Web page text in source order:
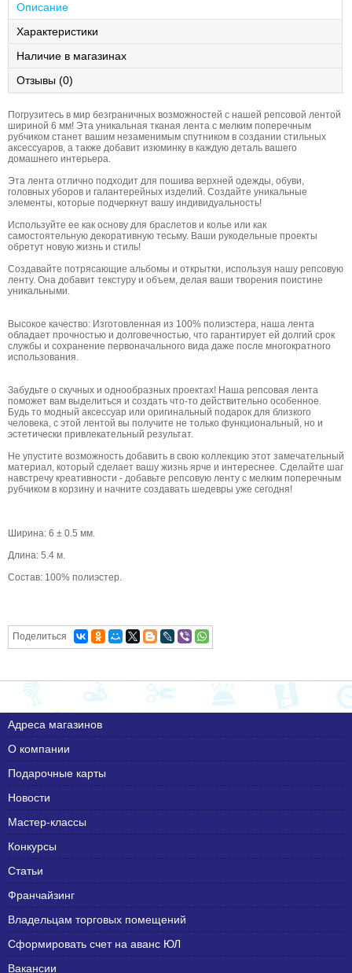
Описание
Характеристики
Наличие в магазинах
Отзывы (0)
Погрузитесь в мир безграничных возможностей с нашей репсовой лентой
шириной 6 мм! Эта уникальная тканая лента с мелким поперечным
рубчиком станет вашим незаменимым спутником в создании стильных
аксессуаров, а также добавит изюминку в каждую деталь вашего
домашнего интерьера.
Эта лента отлично подходит для пошива верхней одежды, обуви,
головных уборов и галантерейных изделий. Создайте уникальные
элементы, которые подчеркнут вашу индивидуальность!
Используйте ее как основу для браслетов и колье или как
самостоятельную декоративную тесьму. Ваши рукодельные проекты
обретут новую жизнь и стиль!
Создавайте потрясающие альбомы и открытки, используя нашу репсовую
ленту. Она добавит текстуру и объем, делая ваши творения поистине
уникальными.
Высокое качество: Изготовленная из 100% полиэстера, наша лента
обладает прочностью и долговечностью, что гарантирует ей долгий срок
службы и сохранение первоначального вида даже после многократного
использования.
Забудьте о скучных и однообразных проектах! Наша репсовая лента
поможет вам выделиться и создать что-то действительно особенное.
Будь то модный аксессуар или оригинальный подарок для близкого
человека, с этой лентой вы получите не только функциональный, но и
эстетически привлекательный результат.
Не упустите возможность добавить в свою коллекцию этот замечательный
материал, который сделает вашу жизнь ярче и интереснее. Сделайте шаг
навстречу креативности - добавьте репсовую ленту с мелким поперечным
рубчиком в корзину и начните создавать шедевры уже сегодня!
Ширина: 6 ± 0.5 мм.
Длина: 5.4 м.
Состав: 100% полиэстер.
Поделиться
Адреса магазинов
О компании
Подарочные карты
Новости
Мастер-классы
Конкурсы
Статьи
Франчайзинг
Владельцам торговых помещений
Сформировать счет на аванс ЮЛ
Вакансии